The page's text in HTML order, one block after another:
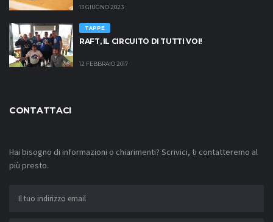
13 GIUGNO 2023
TAPPE
RAFT, IL CIRCUITO DI TUTTI VOI!
12 FEBBRAIO 2017
CONTATTACI
Hai bisogno di informazioni o chiarimenti? Scrivici, ti contatteremo al
più presto.